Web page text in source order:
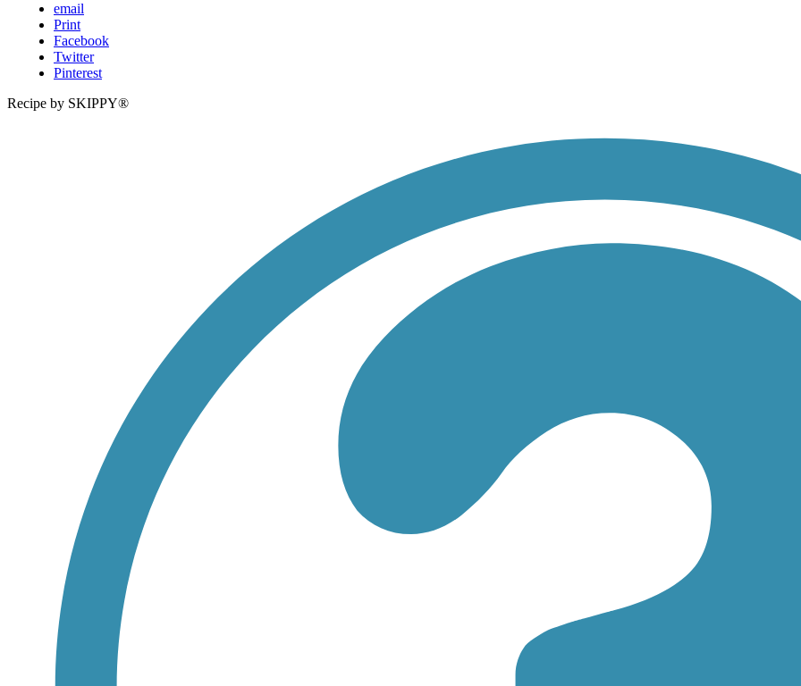
email
Print
Facebook
Twitter
Pinterest
Recipe by SKIPPY®